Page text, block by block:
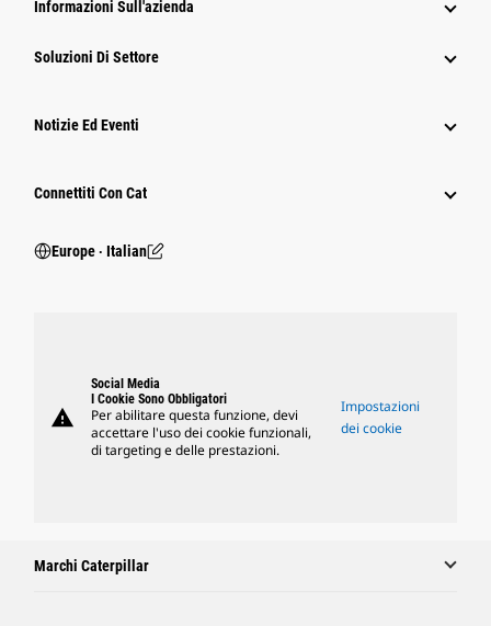
Informazioni Sull'azienda
Soluzioni Di Settore
Notizie Ed Eventi
Connettiti Con Cat
Europe ‧ Italian
warning
Social Media
I Cookie Sono Obbligatori
Per abilitare questa funzione, devi
accettare l'uso dei cookie funzionali,
di targeting e delle prestazioni.
Impostazioni
dei cookie
Marchi Caterpillar